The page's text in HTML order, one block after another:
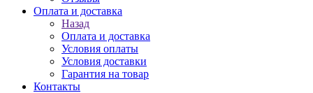
Оплата и доставка
Назад
Оплата и доставка
Условия оплаты
Условия доставки
Гарантия на товар
Контакты